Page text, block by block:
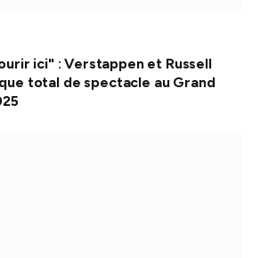
ici" : Verstappen et Russell
total de spectacle au Grand